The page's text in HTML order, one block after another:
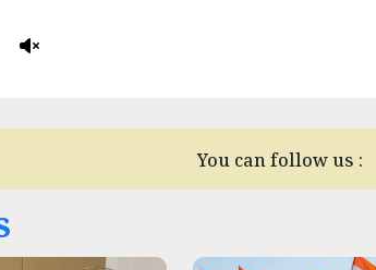
You can follow us :